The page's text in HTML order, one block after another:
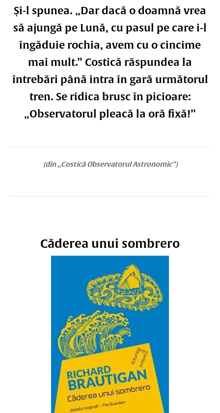
Și-l spunea. „Dar dacă o doamnă vrea
să ajungă pe Lună, cu pasul pe care i-l
îngăduie rochia, avem cu o cincime
mai mult.” Costică răspundea la
întrebări până intra în gară următorul
tren. Se ridica brusc în picioare:
„Observatorul pleacă la oră fixă!”
(din „Costică Observatorul Astronomic”)
Căderea unui sombrero